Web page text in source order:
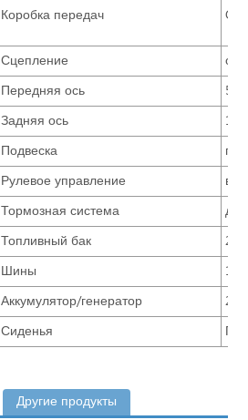
Коробка передач
Сцепление
Передняя ось
5.5
Задняя ось
11
Подвеска
Рулевое управление
Тормозная система
Топливный бак
Шины
Аккумулятор/генератор
Сиденья
Другие продукты